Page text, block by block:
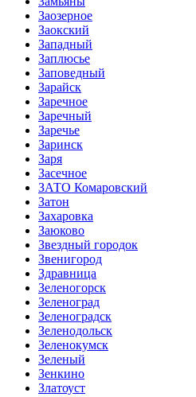
Заозерное
Заокский
Западный
Заплюсье
Заповедный
Зарайск
Заречное
Заречный
Заречье
Заринск
Заря
Засечное
ЗАТО Комаровский
Затон
Захаровка
Заюково
Звездный городок
Звенигород
Здравница
Зеленогорск
Зеленоград
Зеленоградск
Зеленодольск
Зеленокумск
Зеленый
Зенкино
Златоуст